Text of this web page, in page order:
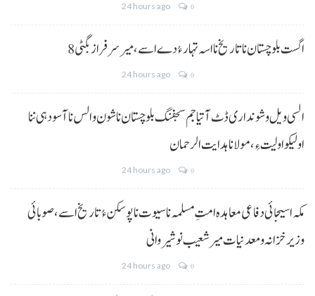
24 hours ago 0
8 اگست بلوچستان نا تاریخ نا اسہ تہار ءُ دے اسے، میرسرفراز بگٹی
24 hours ago 0
السی ویل و شونداری ڈٹ آتیا جم سجفنگ بلوچستان نا شون و الس نا آسودہی ننا
اولیکو اولیت ءِ،مولانا ہدایت الرحمان
24 hours ago 0
مکہ اسیجائی دفاعی معاہدہ امتِ مسلمہ نا سیوت نا پوسکن ءُ تاریخ اسے، صوبائی
وزیر خزانہ و معدنیات میر شعیب نوشیروانی
24 hours ago 0